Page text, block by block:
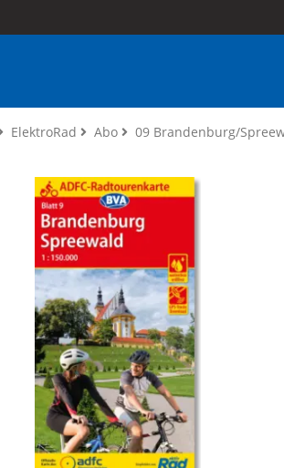
ElektroRad Abo 09 Brandenburg/